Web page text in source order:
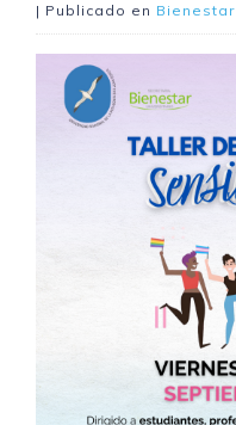
| Publicado en Bienestar